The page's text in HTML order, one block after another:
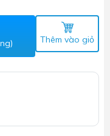
Thêm vào giỏ